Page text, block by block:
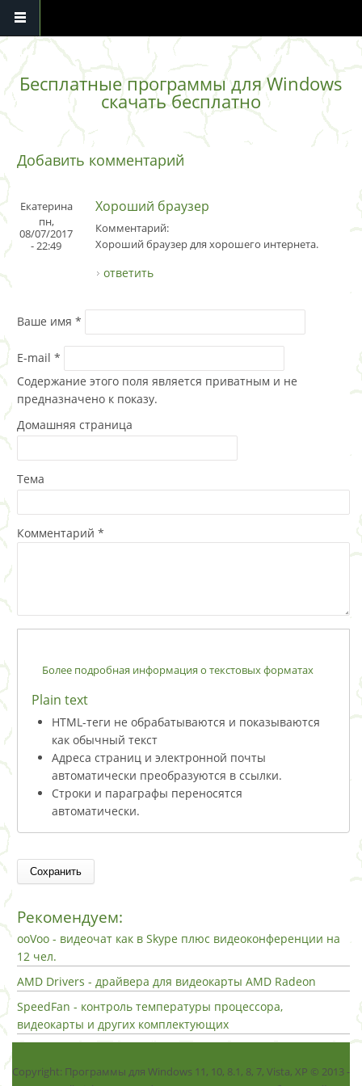
Перейти к основному содержанию
Бесплатные программы для Windows
скачать бесплатно
Добавить комментарий
Екатерина
пн,
08/07/2017
- 22:49
Хороший браузер
Комментарий:
Хороший браузер для хорошего интернета.
ответить
Ваше имя *
E-mail *
Содержание этого поля является приватным и не
предназначено к показу.
Домашняя страница
Тема
Комментарий *
Более подробная информация о текстовых форматах
Plain text
HTML-теги не обрабатываются и показываются
как обычный текст
Адреса страниц и электронной почты
автоматически преобразуются в ссылки.
Строки и параграфы переносятся
автоматически.
Рекомендуем:
ooVoo - видеочат как в Skype плюс видеоконференции на
12 чел.
AMD Drivers - драйвера для видеокарты AMD Radeon
SpeedFan - контроль температуры процессора,
видеокарты и других комплектующих
Copyright: Программы для Windows 11, 10, 8.1, 8, 7, Vista, ХР © 2013 -